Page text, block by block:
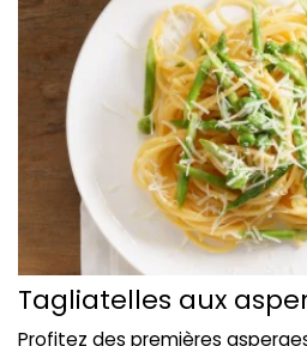
Tagliatelles aux
Profitez des premières